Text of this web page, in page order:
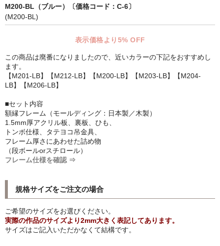
LP・CDフレーム
シンプルLPフレームセット
CD紙ジャケフレーム
アートポスター
アートポスター一覧
Instagram紹介商品
エンゾ・マーリ【Enzo Mari】
ダネーゼ【DANESE MILANO】
アンディ・ウォーホル
M200-BL（ブルー）〔価格コード：C-6〕
(M200-BL)
表示価格より5% OFF
この商品は廃番になりましたので、近いカラーの下記をおすすめし
ます。
【M201-LB】【M212-LB】【M200-LB】【M203-LB】【M204-
LB】【M206-LB】
■セット内容
額縁フレーム（モールディング：日本製／木製）
1.5mm厚アクリル板、裏板、ひも、
トンボ仕様、タテヨコ吊金具、
フレーム厚さにあわせた詰め物
（段ボールorスチロール）
フレーム仕様を確認 ⇒
規格サイズをご注文の場合
ご希望のサイズをお選びください。
実際の作品のサイズより2mm大きく表記してあります。
サイズはご記入いただかなくて結構です。